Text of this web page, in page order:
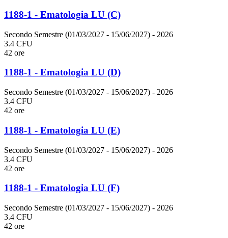
1188-1 - Ematologia LU (C)
Secondo Semestre (01/03/2027 - 15/06/2027) - 2026
3.4 CFU
42 ore
1188-1 - Ematologia LU (D)
Secondo Semestre (01/03/2027 - 15/06/2027) - 2026
3.4 CFU
42 ore
1188-1 - Ematologia LU (E)
Secondo Semestre (01/03/2027 - 15/06/2027) - 2026
3.4 CFU
42 ore
1188-1 - Ematologia LU (F)
Secondo Semestre (01/03/2027 - 15/06/2027) - 2026
3.4 CFU
42 ore